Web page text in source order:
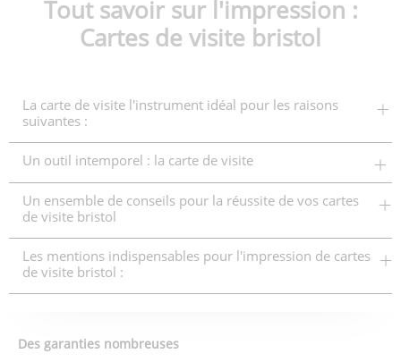
Tout savoir sur l'impression :
Cartes de visite bristol
La carte de visite l'instrument idéal pour les raisons
suivantes :
Un outil intemporel : la carte de visite
Un ensemble de conseils pour la réussite de vos cartes
de visite bristol
Les mentions indispensables pour l'impression de cartes
de visite bristol :
Des garanties nombreuses